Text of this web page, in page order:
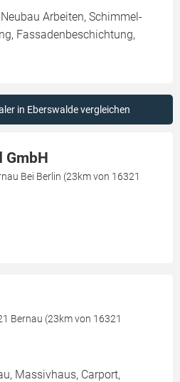
Arbeiten, Schimmel-
Fassadenbeschichtung,
in Eberswalde vergleichen
GmbH
Bei Berlin (23km von 16321
Bernau (23km von 16321
Massivhaus, Carport,